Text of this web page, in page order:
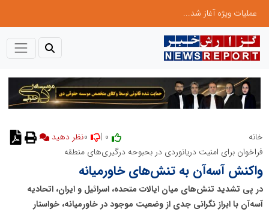
عملیات ویژه آغاز شد...
خانه
نظر دهید
فراخوان برای امنیت دریانوردی در بحبوحه درگیری‌های منطقه
واکنش آسه‌آن به تنش‌های خاورمیانه
در پی تشدید تنش‌های میان ایالات متحده، اسرائیل و ایران، اتحادیه
آسه‌آن با ابراز نگرانی جدی از وضعیت موجود در خاورمیانه، خواستار